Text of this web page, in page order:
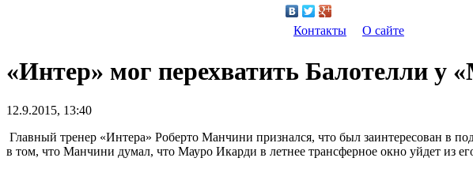
Контакты О сайте
«Интер» мог перехватить Балотелли у
12.9.2015, 13:40
Главный тренер «Интера» Роберто Манчини признался, что был заинтересован в
в том, что Манчини думал, что Мауро Икарди в летнее трансферное окно уйдет из